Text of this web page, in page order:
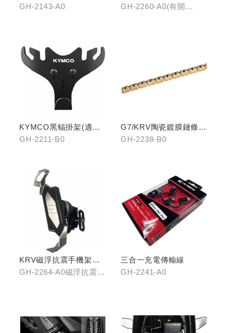
GH-2143-A0
開口)/(無開口)
GH-2260-A0(有開
KYMCO黑蝠掛架(適用
原車可收折掛
GH-2211-B0
G7/KRV陶瓷鍍膜鏈條-
黃金
GH-2238-B0
KRV磁浮抗震手機架組
(含整合支架)
GH-2264-A0磁浮抗震手
三合一充電傳輸線
GH-2241-A0